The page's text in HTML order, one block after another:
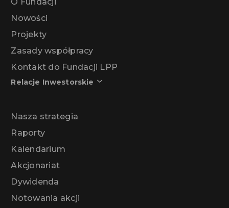
O Fundacji
Nowości
Projekty
Zasady współpracy
Kontakt do Fundacji LPP
Relacje Inwestorskie
Nasza strategia
Raporty
Kalendarium
Akcjonariat
Dywidenda
Notowania akcji